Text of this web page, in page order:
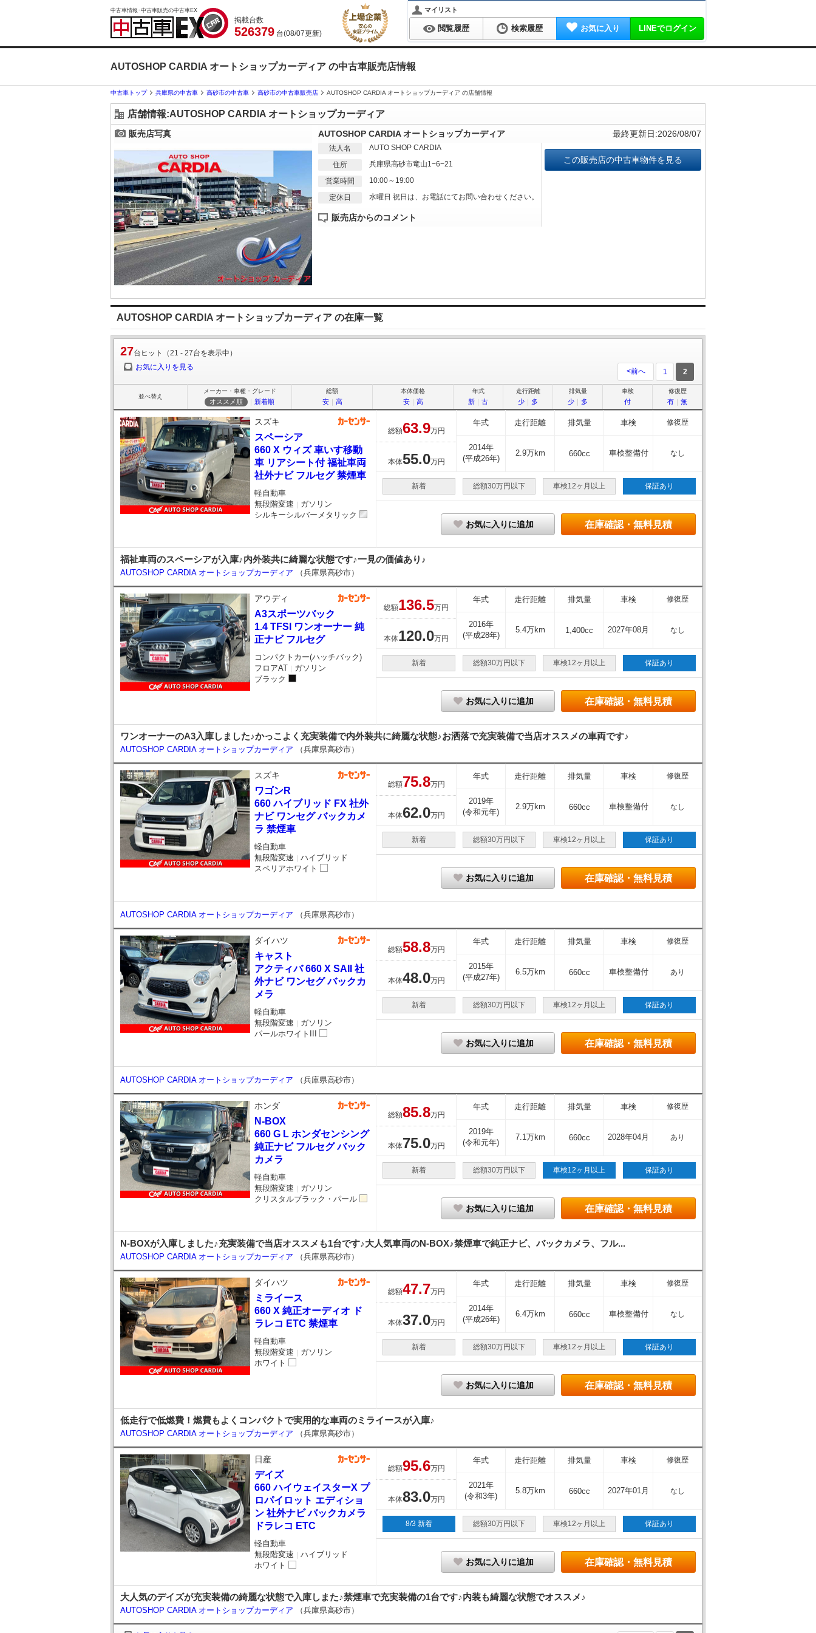
中古車情報･中古車販売の中古車EX
掲載台数
526379 台(08/07更新)
マイリスト
閲覧履歴 検索履歴 お気に入り LINEでログイン
AUTOSHOP CARDIA オートショップカーディア の中古車販売店情報
中古車トップ 兵庫県の中古車 高砂市の中古車 高砂市の中古車販売店 AUTOSHOP CARDIA オートショップカーディア の店舗情報
店舗情報:AUTOSHOP CARDIA オートショップカーディア
販売店写真 AUTOSHOP CARDIA オートショップカーディア
法人名
AUTO SHOP CARDIA
住所
兵庫県高砂市竜山1−6−21
営業時間
10:00～19:00
定休日
水曜日 祝日は、お電話にてお問い合わせください。
販売店からのコメント
最終更新日:2026/08/07
この販売店の中古車物件を見る
AUTOSHOP CARDIA オートショップカーディア の在庫一覧
27台ヒット（21 - 27台を表示中）
お気に入りを見る
<前へ 1 2
並べ替え
メーカー・車種・グレード
オススメ順 ｜ 新着順
総額
安｜ 高
本体価格
安｜ 高
年式
新 ｜ 古
走行距離
少 ｜ 多
排気量
少 ｜ 多
車検
付
修復歴
有 ｜ 無
スズキ
スペーシア
660 X ウィズ 車いす移動
車 リアシート付 福祉車両
社外ナビ フルセグ 禁煙車
軽自動車
無段階変速 ｜ ガソリン
シルキーシルバーメタリック
総額63.9万円
本体55.0万円
年式 走行距離 排気量 車検 修復歴
2014年
(平成26年)
2.9万km 660cc 車検整備付 なし
新着 総額30万円以下 車検12ヶ月以上 保証あり
在庫確認・無料見積
お気に入りに追加
福祉車両のスペーシアが入庫♪内外装共に綺麗な状態です♪一見の価値あり♪
AUTOSHOP CARDIA オートショップカーディア （兵庫県高砂市）
アウディ
A3スポーツバック
1.4 TFSI ワンオーナー 純
正ナビ フルセグ
コンパクトカー(ハッチバック)
フロアAT ｜ ガソリン
ブラック
総額136.5万円
本体120.0万円
年式 走行距離 排気量 車検 修復歴
2016年
(平成28年)
5.4万km 1,400cc 2027年08月 なし
新着 総額30万円以下 車検12ヶ月以上 保証あり
在庫確認・無料見積
お気に入りに追加
ワンオーナーのA3入庫しました♪かっこよく充実装備で内外装共に綺麗な状態♪お洒落で充実装備で当店オススメの車両です♪
AUTOSHOP CARDIA オートショップカーディア （兵庫県高砂市）
スズキ
ワゴンR
660 ハイブリッド FX 社外
ナビ ワンセグ バックカメ
ラ 禁煙車
軽自動車
無段階変速 ｜ ハイブリッド
スペリアホワイト
総額75.8万円
本体62.0万円
年式 走行距離 排気量 車検 修復歴
2019年
(令和元年)
2.9万km 660cc 車検整備付 なし
新着 総額30万円以下 車検12ヶ月以上 保証あり
在庫確認・無料見積
お気に入りに追加
AUTOSHOP CARDIA オートショップカーディア （兵庫県高砂市）
ダイハツ
キャスト
アクティバ 660 X SAII 社
外ナビ ワンセグ バックカ
メラ
軽自動車
無段階変速 ｜ ガソリン
パールホワイトIII
総額58.8万円
本体48.0万円
年式 走行距離 排気量 車検 修復歴
2015年
(平成27年)
6.5万km 660cc 車検整備付 あり
新着 総額30万円以下 車検12ヶ月以上 保証あり
在庫確認・無料見積
お気に入りに追加
AUTOSHOP CARDIA オートショップカーディア （兵庫県高砂市）
ホンダ
N-BOX
660 G L ホンダセンシング
純正ナビ フルセグ バック
カメラ
軽自動車
無段階変速 ｜ ガソリン
クリスタルブラック・パール
総額85.8万円
本体75.0万円
年式 走行距離 排気量 車検 修復歴
2019年
(令和元年)
7.1万km 660cc 2028年04月 あり
新着 総額30万円以下 車検12ヶ月以上 保証あり
在庫確認・無料見積
お気に入りに追加
N-BOXが入庫しました♪充実装備で当店オススメも1台です♪大人気車両のN-BOX♪禁煙車で純正ナビ、バックカメラ、フル...
AUTOSHOP CARDIA オートショップカーディア （兵庫県高砂市）
ダイハツ
ミライース
660 X 純正オーディオ ド
ラレコ ETC 禁煙車
軽自動車
無段階変速 ｜ ガソリン
ホワイト
総額47.7万円
本体37.0万円
年式 走行距離 排気量 車検 修復歴
2014年
(平成26年)
6.4万km 660cc 車検整備付 なし
新着 総額30万円以下 車検12ヶ月以上 保証あり
在庫確認・無料見積
お気に入りに追加
低走行で低燃費！燃費もよくコンパクトで実用的な車両のミライースが入庫♪
AUTOSHOP CARDIA オートショップカーディア （兵庫県高砂市）
日産
デイズ
660 ハイウェイスターX プ
ロパイロット エディショ
ン 社外ナビ バックカメラ
ドラレコ ETC
軽自動車
無段階変速 ｜ ハイブリッド
ホワイト
総額95.6万円
本体83.0万円
年式 走行距離 排気量 車検 修復歴
2021年
(令和3年)
5.8万km 660cc 2027年01月 なし
8/3 新着 総額30万円以下 車検12ヶ月以上 保証あり
在庫確認・無料見積
お気に入りに追加
大人気のデイズが充実装備の綺麗な状態で入庫しまた♪禁煙車で充実装備の1台です♪内装も綺麗な状態でオススメ♪
AUTOSHOP CARDIA オートショップカーディア （兵庫県高砂市）